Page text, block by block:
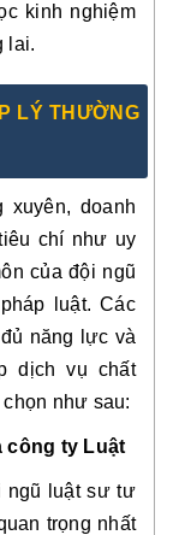
kinh nghiệm
lai.
LÝ THƯỜNG
doanh
chí như uy
của đội ngũ
luật. Các
năng lực và
dịch vụ chất
như sau:
công ty Luật
ngũ luật sư tư
trọng nhất